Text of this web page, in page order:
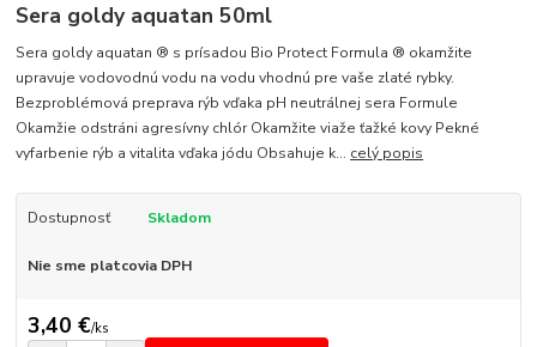
Sera goldy aquatan 50ml
Sera goldy aquatan ® s prísadou Bio Protect Formula ® okamžite
upravuje vodovodnú vodu na vodu vhodnú pre vaše zlaté rybky.
Bezproblémová preprava rýb vďaka pH neutrálnej sera Formule
Okamžie odstráni agresívny chlór Okamžite viaže ťažké kovy Pekné
vyfarbenie rýb a vitalita vďaka jódu Obsahuje k... celý popis
Dostupnosť Skladom
Nie sme platcovia DPH
3,40 €/ks